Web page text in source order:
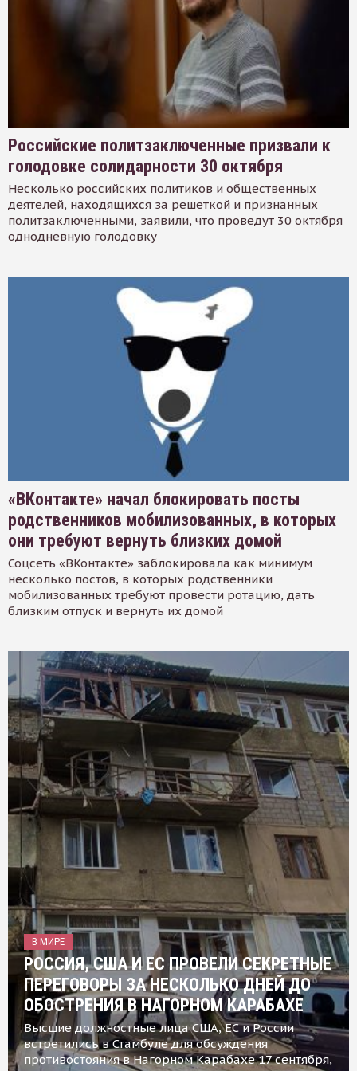
Российские политзаключенные призвали к
голодовке солидарности 30 октября
Несколько российских политиков и общественных
деятелей, находящихся за решеткой и признанных
политзаключенными, заявили, что проведут 30 октября
однодневную голодовку
«ВКонтакте» начал блокировать посты
родственников мобилизованных, в которых
они требуют вернуть близких домой
Соцсеть «ВКонтакте» заблокировала как минимум
несколько постов, в которых родственники
мобилизованных требуют провести ротацию, дать
близким отпуск и вернуть их домой
В МИРЕ
РОССИЯ, США И ЕС ПРОВЕЛИ СЕКРЕТНЫЕ
ПЕРЕГОВОРЫ ЗА НЕСКОЛЬКО ДНЕЙ ДО
ОБОСТРЕНИЯ В НАГОРНОМ КАРАБАХЕ
Высшие должностные лица США, ЕС и России
встретились в Стамбуле для обсуждения
противостояния в Нагорном Карабахе 17 сентября,